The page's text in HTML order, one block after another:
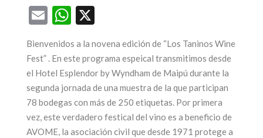
una nueva
de la
feria más
Alta
Gama by
Sheraton
17 julio, 2026
ícono
turismo
17 junio, 2026
CONTINUAR
EmailWhatsApp
Bienvenidos a la novena edición de “Los Taninos Wine
Fest” . En este programa espeical transmitimos desde
el Hotel Esplendor by Wyndham de Maipú durante la
segunda jornada de una muestra de la que participan
78 bodegas con más de 250 etiquetas. Por primera
vez, este verdadero festical del vino es a beneficio de
AVOME, la asociación civil que desde 1971 protege a